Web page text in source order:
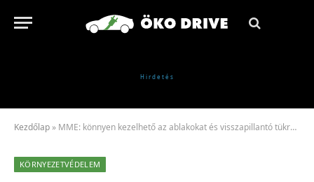
Kezdőlap » MME: könnyen kezelhető az ablakokat és visszapillantó tükröket támadó madarak problémája
KÖRNYEZETVÉDELEM